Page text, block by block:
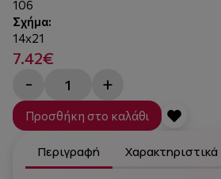
106
Σχήμα:
14x21
7.42€
- +
Προσθήκη στο καλάθι
Περιγραφή Χαρακτηριστικά